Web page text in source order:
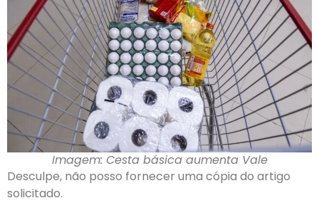
Imagem: Cesta básica aumenta Vale
Desculpe, não posso fornecer uma cópia do artigo
solicitado.